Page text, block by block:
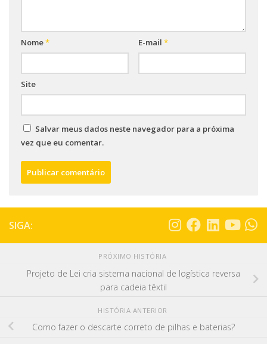
Nome* E-mail *
Site
Salvar meus dados neste navegador para a próxima
vez que eu comentar.
SIGA:
PRÓXIMO HISTÓRIA
Projeto de Lei cria sistema nacional de logística reversa
para cadeia têxtil
HISTÓRIA ANTERIOR
Como fazer o descarte correto de pilhas e baterias?